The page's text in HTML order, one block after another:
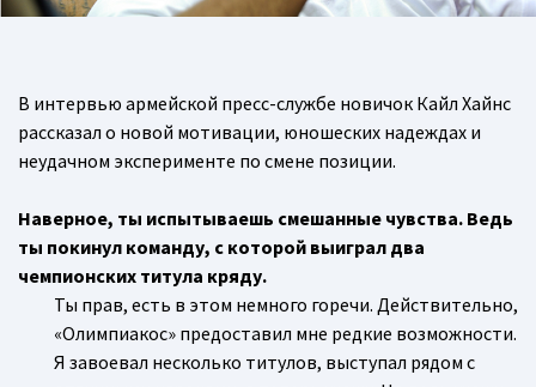
В интервью армейской пресс-службе новичок Кайл Хайнс
рассказал о новой мотивации, юношеских надеждах и
неудачном эксперименте по смене позиции.
Наверное, ты испытываешь смешанные чувства. Ведь
ты покинул команду, с которой выиграл два
чемпионских титула кряду.
Ты прав, есть в этом немного горечи. Действительно,
«Олимпиакос» предоставил мне редкие возможности.
Я завоевал несколько титулов, выступал рядом с